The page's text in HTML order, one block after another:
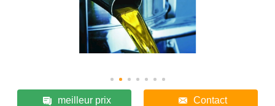
meilleur prix Contact